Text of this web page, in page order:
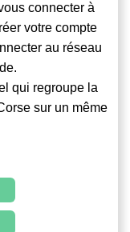
connecter à
votre compte
au réseau
qui regroupe la
sur un même